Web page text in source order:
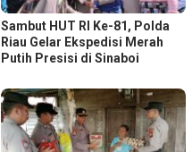
Sambut HUT RI Ke-81, Polda
Riau Gelar Ekspedisi Merah
Putih Presisi di Sinaboi